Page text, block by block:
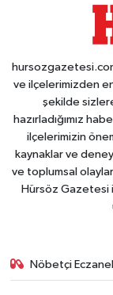
ve ilçelerimizden
şekilde
hazırladığımız
ilçelerimizin
kaynaklar ve
ve toplumsal
Hürsöz Gazetesi
Nöbetçi